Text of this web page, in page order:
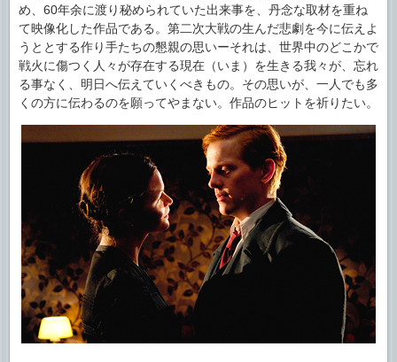
め、60年余に渡り秘められていた出来事を、丹念な取材を重ね
て映像化した作品である。第二次大戦の生んだ悲劇を今に伝えよ
うととする作り手たちの懇親の思いーそれは、世界中のどこかで
戦火に傷つく人々が存在する現在（いま）を生きる我々が、忘れ
る事なく、明日へ伝えていくべきもの。その思いが、一人でも多
くの方に伝わるのを願ってやまない。作品のヒットを祈りたい。